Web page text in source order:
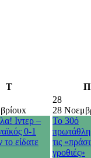
Τ
Π
x
Ιντερ –
0-1
είδατε
28
28
Το 30ό
τις
γροθιές»